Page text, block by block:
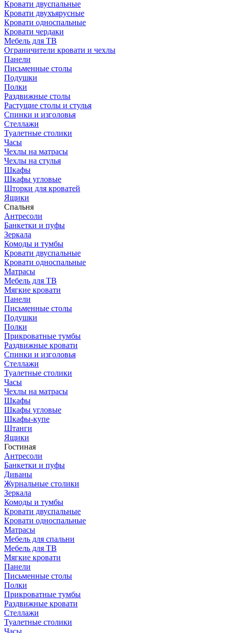
Кровати двуспальные
Кровати двухъярусные
Кровати односпальные
Кровати чердаки
Мебель для ТВ
Ограничители кровати и чехлы
Панели
Письменные столы
Подушки
Полки
Раздвижные столы
Растущие столы и стулья
Спинки и изголовья
Стеллажи
Туалетные столики
Часы
Чехлы на матрасы
Чехлы на стулья
Шкафы
Шкафы угловые
Шторки для кроватей
Ящики
Спальня
Антресоли
Банкетки и пуфы
Зеркала
Комоды и тумбы
Кровати двуспальные
Кровати односпальные
Матрасы
Мебель для ТВ
Мягкие кровати
Панели
Письменные столы
Подушки
Полки
Прикроватные тумбы
Раздвижные кровати
Спинки и изголовья
Стеллажи
Туалетные столики
Часы
Чехлы на матрасы
Шкафы
Шкафы угловые
Шкафы-купе
Штанги
Ящики
Гостиная
Антресоли
Банкетки и пуфы
Диваны
Журнальные столики
Зеркала
Комоды и тумбы
Кровати двуспальные
Кровати односпальные
Матрасы
Мебель для спальни
Мебель для ТВ
Мягкие кровати
Панели
Письменные столы
Полки
Прикроватные тумбы
Раздвижные кровати
Стеллажи
Туалетные столики
Часы